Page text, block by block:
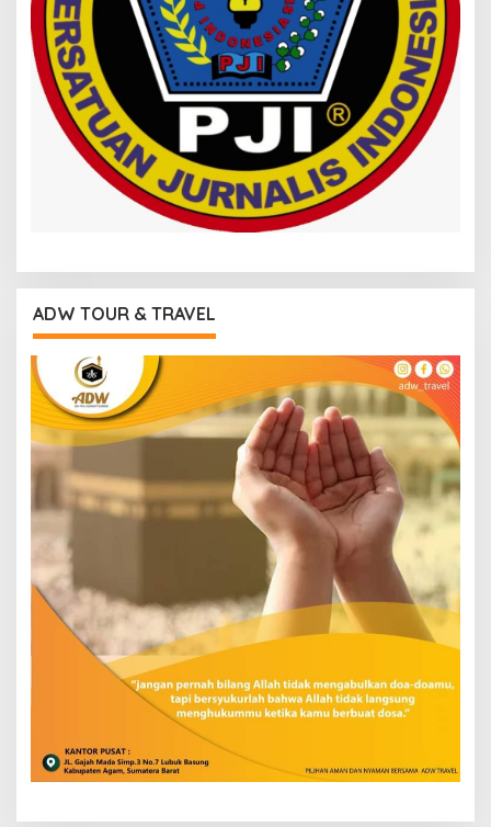
ADW TOUR & TRAVEL